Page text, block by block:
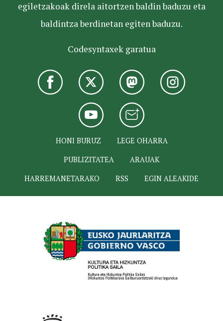
egiletzakoak direla aitortzen baldin baduzu eta
baldintza berdinetan egiten baduzu.
Codesyntaxek garatua
HONI BURUZ
LEGE OHARRA
PUBLIZITATEA
ARAUAK
HARREMANETARAKO
RSS EGIN ALEAKIDE